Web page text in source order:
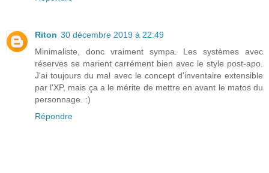
Riton 30 décembre 2019 à 22:49
Minimaliste, donc vraiment sympa. Les systèmes avec
réserves se marient carrément bien avec le style post-apo.
J'ai toujours du mal avec le concept d'inventaire extensible
par l'XP, mais ça a le mérite de mettre en avant le matos du
personnage. :)
Répondre